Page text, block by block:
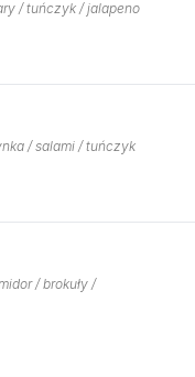
/ tuńczyk / jalapeno
/ salami / tuńczyk
/ brokuły /